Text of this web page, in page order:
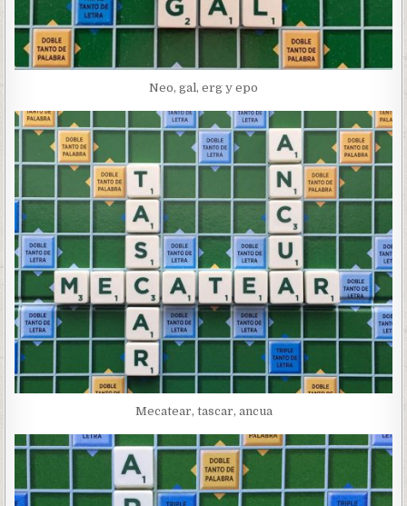
Neo, gal, erg y epo
Mecatear, tascar, ancua